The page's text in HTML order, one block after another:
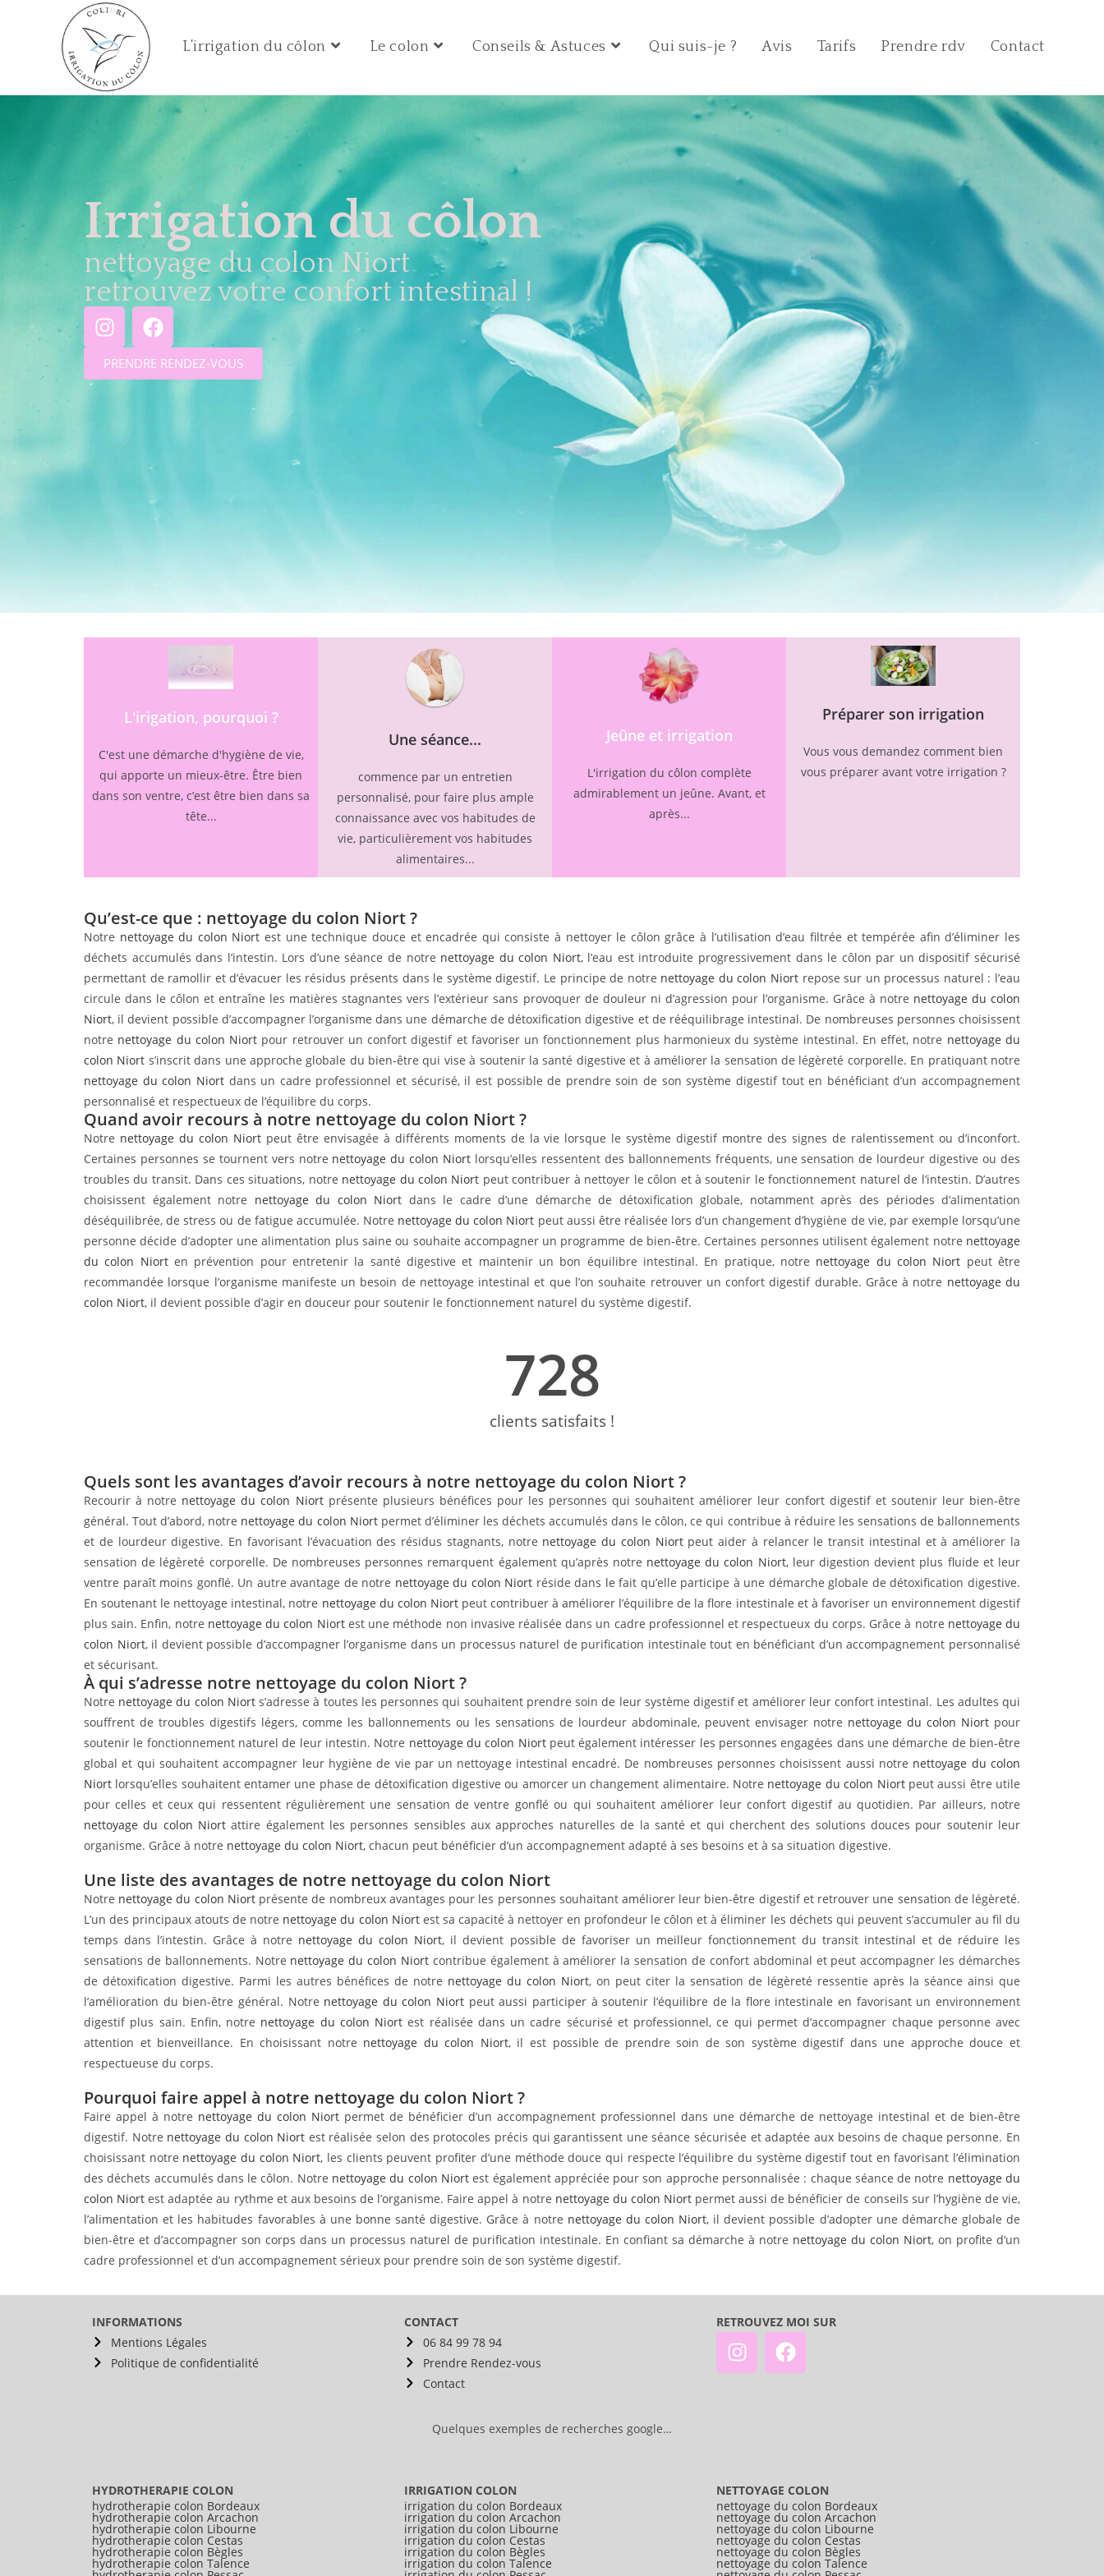
L’irrigation du côlon Le colon Conseils & Astuces Qui suis-je ? Avis Tarifs Prendre rdv Contact
Irrigation du côlon
nettoyage du colon Niort
retrouvez votre confort intestinal !
PRENDRE RENDEZ-VOUS
L'irigation, pourquoi ?
C'est une démarche d'hygiène de vie,
qui apporte un mieux-être. Être bien
dans son ventre, c’est être bien dans sa
tête...
Une séance...
commence par un entretien
personnalisé, pour faire plus ample
connaissance avec vos habitudes de
vie, particulièrement vos habitudes
alimentaires...
Jeûne et irrigation
L'irrigation du côlon complète
admirablement un jeûne. Avant, et
après...
Préparer son irrigation
Vous vous demandez comment bien
vous préparer avant votre irrigation ?
Qu’est-ce que : nettoyage du colon Niort ?
Notre nettoyage du colon Niort est une technique douce et encadrée qui consiste à nettoyer le côlon grâce à l’utilisation d’eau filtrée et tempérée afin d’éliminer les
déchets accumulés dans l’intestin. Lors d’une séance de notre nettoyage du colon Niort, l’eau est introduite progressivement dans le côlon par un dispositif sécurisé
permettant de ramollir et d’évacuer les résidus présents dans le système digestif. Le principe de notre nettoyage du colon Niortrepose sur un processus naturel : l’eau
circule dans le côlon et entraîne les matières stagnantes vers l’extérieur sans provoquer de douleur ni d’agression pour l’organisme. Grâce à notre nettoyage du colon
Niort, il devient possible d’accompagner l’organisme dans une démarche de détoxification digestive et de rééquilibrage intestinal. De nombreuses personnes choisissent
notre nettoyage du colon Niort pour retrouver un confort digestif et favoriser un fonctionnement plus harmonieux du système intestinal. En effet, notre nettoyage du
colon Niort s’inscrit dans une approche globale du bien-être qui vise à soutenir la santé digestive et à améliorer la sensation de légèreté corporelle. En pratiquant notre
nettoyage du colon Niortdans un cadre professionnel et sécurisé, il est possible de prendre soin de son système digestif tout en bénéficiant d’un accompagnement
personnalisé et respectueux de l’équilibre du corps.
Quand avoir recours à notre nettoyage du colon Niort ?
Notre nettoyage du colon Niortpeut être envisagée à différents moments de la vie lorsque le système digestif montre des signes de ralentissement ou d’inconfort.
Certaines personnes se tournent vers notre nettoyage du colon Niort lorsqu’elles ressentent des ballonnements fréquents, une sensation de lourdeur digestive ou des
troubles du transit. Dans ces situations, notre nettoyage du colon Niort peut contribuer à nettoyer le côlon et à soutenir le fonctionnement naturel de l’intestin. D’autres
choisissent également notre nettoyage du colon Niort dans le cadre d’une démarche de détoxification globale, notamment après des périodes d’alimentation
déséquilibrée, de stress ou de fatigue accumulée. Notre nettoyage du colon Niort peut aussi être réalisée lors d’un changement d’hygiène de vie, par exemple lorsqu’une
personne décide d’adopter une alimentation plus saine ou souhaite accompagner un programme de bien-être. Certaines personnes utilisent également notre nettoyage
du colon Niorten prévention pour entretenir la santé digestive et maintenir un bon équilibre intestinal. En pratique, notre nettoyage du colon Niort peut être
recommandée lorsque l’organisme manifeste un besoin de nettoyage intestinal et que l’on souhaite retrouver un confort digestif durable. Grâce à notre nettoyage du
colon Niort, il devient possible d’agir en douceur pour soutenir le fonctionnement naturel du système digestif.
clients satisfaits !
728
Quels sont les avantages d’avoir recours à notre nettoyage du colon Niort ?
Recourir à notre nettoyage du colon Niortprésente plusieurs bénéfices pour les personnes qui souhaitent améliorer leur confort digestif et soutenir leur bien-être
général. Tout d’abord, notre nettoyage du colon Niortpermet d’éliminer les déchets accumulés dans le côlon, ce qui contribue à réduire les sensations de ballonnements
et de lourdeur digestive. En favorisant l’évacuation des résidus stagnants, notre nettoyage du colon Niortpeut aider à relancer le transit intestinal et à améliorer la
sensation de légèreté corporelle. De nombreuses personnes remarquent également qu’après notre nettoyage du colon Niort, leur digestion devient plus fluide et leur
ventre paraît moins gonflé. Un autre avantage de notre nettoyage du colon Niort réside dans le fait qu’elle participe à une démarche globale de détoxification digestive.
En soutenant le nettoyage intestinal, notre nettoyage du colon Niortpeut contribuer à améliorer l’équilibre de la flore intestinale et à favoriser un environnement digestif
plus sain. Enfin, notre nettoyage du colon Niortest une méthode non invasive réalisée dans un cadre professionnel et respectueux du corps. Grâce à notre nettoyage du
colon Niort, il devient possible d’accompagner l’organisme dans un processus naturel de purification intestinale tout en bénéficiant d’un accompagnement personnalisé
et sécurisant.
À qui s’adresse notre nettoyage du colon Niort ?
Notre nettoyage du colon Niorts’adresse à toutes les personnes qui souhaitent prendre soin de leur système digestif et améliorer leur confort intestinal. Les adultes qui
souffrent de troubles digestifs légers, comme les ballonnements ou les sensations de lourdeur abdominale, peuvent envisager notre nettoyage du colon Niort pour
soutenir le fonctionnement naturel de leur intestin. Notre nettoyage du colon Niortpeut également intéresser les personnes engagées dans une démarche de bien-être
global et qui souhaitent accompagner leur hygiène de vie par un nettoyage intestinal encadré. De nombreuses personnes choisissent aussi notre nettoyage du colon
Niort lorsqu’elles souhaitent entamer une phase de détoxification digestive ou amorcer un changement alimentaire. Notre nettoyage du colon Niortpeut aussi être utile
pour celles et ceux qui ressentent régulièrement une sensation de ventre gonflé ou qui souhaitent améliorer leur confort digestif au quotidien. Par ailleurs, notre
nettoyage du colon Niort attire également les personnes sensibles aux approches naturelles de la santé et qui cherchent des solutions douces pour soutenir leur
organisme. Grâce à notre nettoyage du colon Niort, chacun peut bénéficier d’un accompagnement adapté à ses besoins et à sa situation digestive.
Une liste des avantages de notre nettoyage du colon Niort
Notre nettoyage du colon Niortprésente de nombreux avantages pour les personnes souhaitant améliorer leur bien-être digestif et retrouver une sensation de légèreté.
L’un des principaux atouts de notre nettoyage du colon Niortest sa capacité à nettoyer en profondeur le côlon et à éliminer les déchets qui peuvent s’accumuler au fil du
temps dans l’intestin. Grâce à notre nettoyage du colon Niort, il devient possible de favoriser un meilleur fonctionnement du transit intestinal et de réduire les
sensations de ballonnements. Notre nettoyage du colon Niort contribue également à améliorer la sensation de confort abdominal et peut accompagner les démarches
de détoxification digestive. Parmi les autres bénéfices de notre nettoyage du colon Niort, on peut citer la sensation de légèreté ressentie après la séance ainsi que
l’amélioration du bien-être général. Notre nettoyage du colon Niort peut aussi participer à soutenir l’équilibre de la flore intestinale en favorisant un environnement
digestif plus sain. Enfin, notre nettoyage du colon Niort est réalisée dans un cadre sécurisé et professionnel, ce qui permet d’accompagner chaque personne avec
attention et bienveillance. En choisissant notre nettoyage du colon Niort, il est possible de prendre soin de son système digestif dans une approche douce et
respectueuse du corps.
Pourquoi faire appel à notre nettoyage du colon Niort ?
Faire appel à notre nettoyage du colon Niort permet de bénéficier d’un accompagnement professionnel dans une démarche de nettoyage intestinal et de bien-être
digestif. Notre nettoyage du colon Niort est réalisée selon des protocoles précis qui garantissent une séance sécurisée et adaptée aux besoins de chaque personne. En
choisissant notre nettoyage du colon Niort, les clients peuvent profiter d’une méthode douce qui respecte l’équilibre du système digestif tout en favorisant l’élimination
des déchets accumulés dans le côlon. Notre nettoyage du colon Niortest également appréciée pour son approche personnalisée : chaque séance de notre nettoyage du
colon Niort est adaptée au rythme et aux besoins de l’organisme. Faire appel à notre nettoyage du colon Niortpermet aussi de bénéficier de conseils sur l’hygiène de vie,
l’alimentation et les habitudes favorables à une bonne santé digestive. Grâce à notre nettoyage du colon Niort, il devient possible d’adopter une démarche globale de
bien-être et d’accompagner son corps dans un processus naturel de purification intestinale. En confiant sa démarche à notre nettoyage du colon Niort, on profite d’un
cadre professionnel et d’un accompagnement sérieux pour prendre soin de son système digestif.
INFORMATIONS
Mentions Légales
Politique de confidentialité
CONTACT
06 84 99 78 94
Prendre Rendez-vous
Contact
RETROUVEZ MOI SUR
Quelques exemples de recherches google…
HYDROTHERAPIE COLON
hydrotherapie colon Bordeaux
hydrotherapie colon Arcachon
hydrotherapie colon Libourne
hydrotherapie colon Cestas
hydrotherapie colon Bègles
hydrotherapie colon Talence
IRRIGATION COLON
irrigation du colon Bordeaux
irrigation du colon Arcachon
irrigation du colon Libourne
irrigation du colon Cestas
irrigation du colon Bègles
irrigation du colon Talence
NETTOYAGE COLON
nettoyage du colon Bordeaux
nettoyage du colon Arcachon
nettoyage du colon Libourne
nettoyage du colon Cestas
nettoyage du colon Bègles
nettoyage du colon Talence